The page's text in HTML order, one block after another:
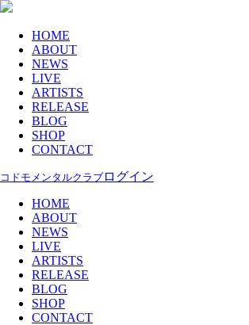
HOME
ABOUT
NEWS
LIVE
ARTISTS
RELEASE
BLOG
SHOP
CONTACT
コドモメンタルクラブ ログイン
HOME
ABOUT
NEWS
LIVE
ARTISTS
RELEASE
BLOG
SHOP
CONTACT